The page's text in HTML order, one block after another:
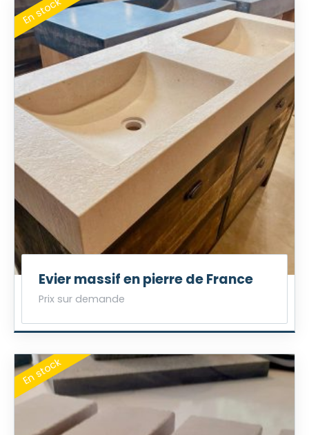
Evier massif en pierre de France
Prix sur demande